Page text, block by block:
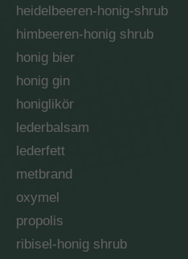
heidelbeeren-honig-shrub
himbeeren-honig shrub
honig bier
honig gin
honiglikör
lederbalsam
lederfett
metbrand
oxymel
propolis
ribisel-honig shrub